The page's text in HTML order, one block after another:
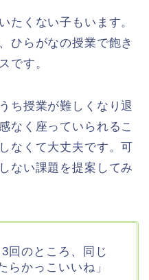
たくない子もいます。
ひらがなの授業で飽き
です。
ち授業が難しくなり退
なく座っていられるこ
なくて大丈夫です。可
ない課題を提案してみ
回のところ、同じ
らかっこいいね」